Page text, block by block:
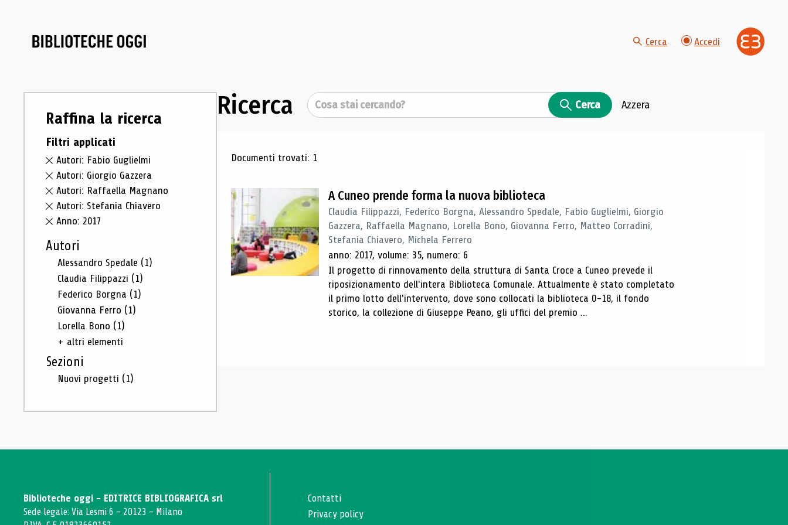
Cerca Accedi
Raffina la ricerca
Filtri applicati
Autori: Fabio Guglielmi
Autori: Giorgio Gazzera
Autori: Raffaella Magnano
Autori: Stefania Chiavero
Anno: 2017
Autori
Alessandro Spedale (1)
Claudia Filippazzi (1)
Federico Borgna (1)
Giovanna Ferro (1)
Lorella Bono (1)
+ altri elementi
Sezioni
Nuovi progetti (1)
Ricerca Cerca Cerca Azzera
Risultati di ricerca
Documenti trovati: 1
A Cuneo prende forma la nuova biblioteca
Claudia Filippazzi, Federico Borgna, Alessandro Spedale, Fabio Guglielmi, Giorgio
Gazzera, Raffaella Magnano, Lorella Bono, Giovanna Ferro, Matteo Corradini,
Stefania Chiavero, Michela Ferrero
anno: 2017, volume: 35, numero: 6
Il progetto di rinnovamento della struttura di Santa Croce a Cuneo prevede il
riposizionamento dell'intera Biblioteca Comunale. Attualmente è stato completato
il primo lotto dell'intervento, dove sono collocati la biblioteca 0-18, il fondo
storico, la collezione di Giuseppe Peano, gli uffici del premio ...
Biblioteche oggi - EDITRICE BIBLIOGRAFICA srl
Sede legale: Via Lesmi 6 - 20123 - Milano
Contatti
Privacy policy